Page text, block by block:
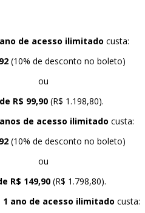
de acesso ilimitado custa:
(10% de desconto no boleto)
ou
R$ 99,90 (R$ 1.198,80).
de acesso ilimitado custa:
(10% de desconto no boleto)
ou
R$ 149,90 (R$ 1.798,80).
1 ano de acesso ilimitado custa: